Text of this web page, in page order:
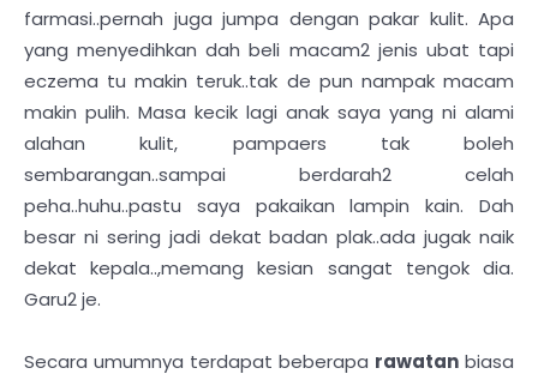
farmasi..pernah juga jumpa dengan pakar kulit. Apa
yang menyedihkan dah beli macam2 jenis ubat tapi
eczema tu makin teruk..tak de pun nampak macam
makin pulih. Masa kecik lagi anak saya yang ni alami
alahan kulit, pampaers tak boleh
sembarangan..sampai berdarah2 celah
peha..huhu..pastu saya pakaikan lampin kain. Dah
besar ni sering jadi dekat badan plak..ada jugak naik
dekat kepala..,memang kesian sangat tengok dia.
Garu2 je.
Secara umumnya terdapat beberapa rawatan biasa